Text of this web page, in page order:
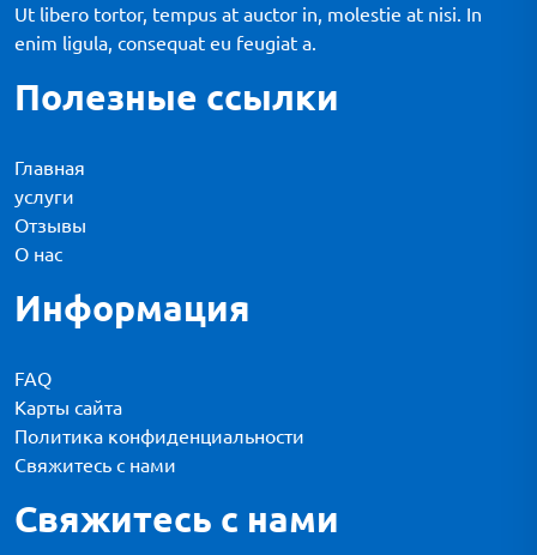
Ut libero tortor, tempus at auctor in, molestie at nisi. In
enim ligula, consequat eu feugiat a.
Полезные ссылки
Главная
услуги
Отзывы
О нас
Информация
FAQ
Карты сайта
Политика конфиденциальности
Свяжитесь с нами
Свяжитесь с нами